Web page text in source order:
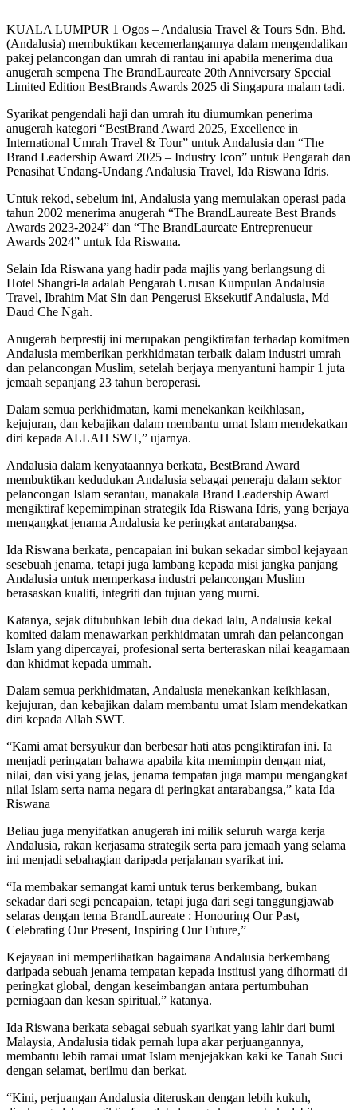
KUALA LUMPUR 1 Ogos – Andalusia Travel & Tours Sdn. Bhd.
(Andalusia) membuktikan kecemerlangannya dalam mengendalikan
pakej pelancongan dan umrah di rantau ini apabila menerima dua
anugerah sempena The BrandLaureate 20th Anniversary Special
Limited Edition BestBrands Awards 2025 di Singapura malam tadi.
Syarikat pengendali haji dan umrah itu diumumkan penerima
anugerah kategori “BestBrand Award 2025, Excellence in
International Umrah Travel & Tour” untuk Andalusia dan “The
Brand Leadership Award 2025 – Industry Icon” untuk Pengarah dan
Penasihat Undang-Undang Andalusia Travel, Ida Riswana Idris.
Untuk rekod, sebelum ini, Andalusia yang memulakan operasi pada
tahun 2002 menerima anugerah “The BrandLaureate Best Brands
Awards 2023-2024” dan “The BrandLaureate Entreprenueur
Awards 2024” untuk Ida Riswana.
Selain Ida Riswana yang hadir pada majlis yang berlangsung di
Hotel Shangri-la adalah Pengarah Urusan Kumpulan Andalusia
Travel, Ibrahim Mat Sin dan Pengerusi Eksekutif Andalusia, Md
Daud Che Ngah.
Anugerah berprestij ini merupakan pengiktirafan terhadap komitmen
Andalusia memberikan perkhidmatan terbaik dalam industri umrah
dan pelancongan Muslim, setelah berjaya menyantuni hampir 1 juta
jemaah sepanjang 23 tahun beroperasi.
Dalam semua perkhidmatan, kami menekankan keikhlasan,
kejujuran, dan kebajikan dalam membantu umat Islam mendekatkan
diri kepada ALLAH SWT,” ujarnya.
Andalusia dalam kenyataannya berkata, BestBrand Award
membuktikan kedudukan Andalusia sebagai peneraju dalam sektor
pelancongan Islam serantau, manakala Brand Leadership Award
mengiktiraf kepemimpinan strategik Ida Riswana Idris, yang berjaya
mengangkat jenama Andalusia ke peringkat antarabangsa.
Ida Riswana berkata, pencapaian ini bukan sekadar simbol kejayaan
sesebuah jenama, tetapi juga lambang kepada misi jangka panjang
Andalusia untuk memperkasa industri pelancongan Muslim
berasaskan kualiti, integriti dan tujuan yang murni.
Katanya, sejak ditubuhkan lebih dua dekad lalu, Andalusia kekal
komited dalam menawarkan perkhidmatan umrah dan pelancongan
Islam yang dipercayai, profesional serta berteraskan nilai keagamaan
dan khidmat kepada ummah.
Dalam semua perkhidmatan, Andalusia menekankan keikhlasan,
kejujuran, dan kebajikan dalam membantu umat Islam mendekatkan
diri kepada Allah SWT.
“Kami amat bersyukur dan berbesar hati atas pengiktirafan ini. Ia
menjadi peringatan bahawa apabila kita memimpin dengan niat,
nilai, dan visi yang jelas, jenama tempatan juga mampu mengangkat
nilai Islam serta nama negara di peringkat antarabangsa,” kata Ida
Riswana
Beliau juga menyifatkan anugerah ini milik seluruh warga kerja
Andalusia, rakan kerjasama strategik serta para jemaah yang selama
ini menjadi sebahagian daripada perjalanan syarikat ini.
“Ia membakar semangat kami untuk terus berkembang, bukan
sekadar dari segi pencapaian, tetapi juga dari segi tanggungjawab
selaras dengan tema BrandLaureate : Honouring Our Past,
Celebrating Our Present, Inspiring Our Future,”
Kejayaan ini memperlihatkan bagaimana Andalusia berkembang
daripada sebuah jenama tempatan kepada institusi yang dihormati di
peringkat global, dengan keseimbangan antara pertumbuhan
perniagaan dan kesan spiritual,” katanya.
Ida Riswana berkata sebagai sebuah syarikat yang lahir dari bumi
Malaysia, Andalusia tidak pernah lupa akar perjuangannya,
membantu lebih ramai umat Islam menjejakkan kaki ke Tanah Suci
dengan selamat, berilmu dan berkat.
“Kini, perjuangan Andalusia diteruskan dengan lebih kukuh,